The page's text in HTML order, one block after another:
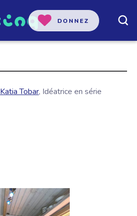
DONNEZ
Katia Tobar, Idéatrice en série